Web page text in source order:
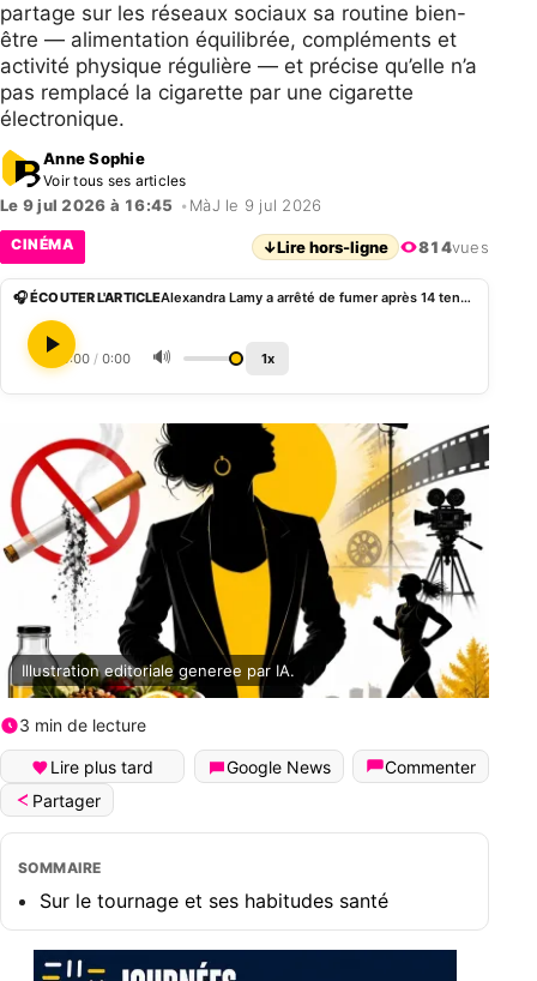
partage sur les réseaux sociaux sa routine bien-
être — alimentation équilibrée, compléments et
activité physique régulière — et précise qu’elle n’a
pas remplacé la cigarette par une cigarette
électronique.
Anne Sophie
Voir tous ses articles
Le 9 jul 2026 à 16:45 • MàJ le 9 jul 2026
CINÉMA ↓Lire hors-ligne 814vues
🎧 ÉCOUTER L'ARTICLE Alexandra Lamy a arrêté de fumer après 14 tentatives
0:00 / 0:00 🔊 1x
Illustration editoriale generee par IA.
3 min de lecture
Lire plus tard Google News
Commenter
Partager
SOMMAIRE
Sur le tournage et ses habitudes santé